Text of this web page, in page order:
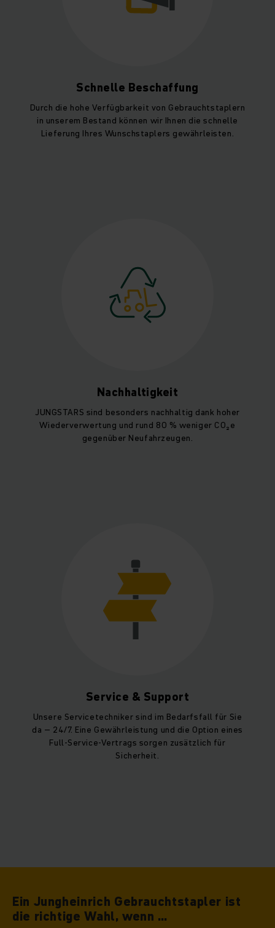
Schnelle Beschaffung
Durch die hohe Verfügbarkeit von Gebrauchtstaplern
in unserem Bestand können wir Ihnen die schnelle
Lieferung Ihres Wunschstaplers gewährleisten.
Nachhaltigkeit
JUNGSTARS sind besonders nachhaltig dank hoher
Wiederverwertung und rund 80 % weniger CO₂e
gegenüber Neufahrzeugen.
Service & Support
Unsere Servicetechniker sind im Bedarfsfall für Sie
da – 24/7. Eine Gewährleistung und die Option eines
Full-Service-Vertrags sorgen zusätzlich für
Sicherheit.
Ein Jungheinrich Gebrauchtstapler ist
die richtige Wahl, wenn …